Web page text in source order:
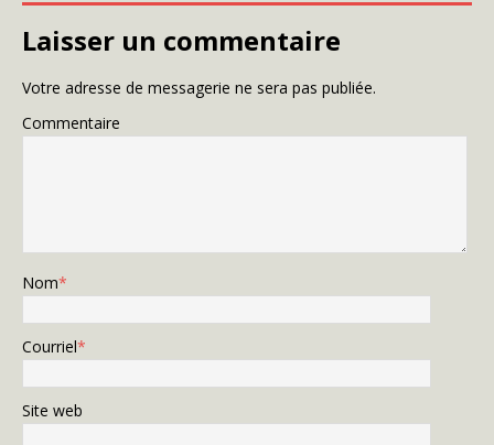
Laisser un commentaire
Votre adresse de messagerie ne sera pas publiée.
Commentaire
Nom*
Courriel*
Site web